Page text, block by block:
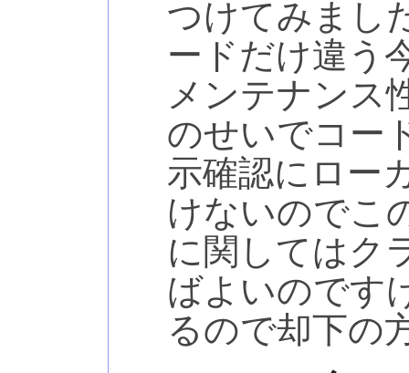
つけてみまし
ードだけ違う
メンテナンス
のせいでコー
示確認にロー
けないのでこ
に関してはク
ばよいのです
るので却下の